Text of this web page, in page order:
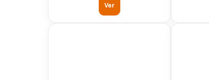
Ver